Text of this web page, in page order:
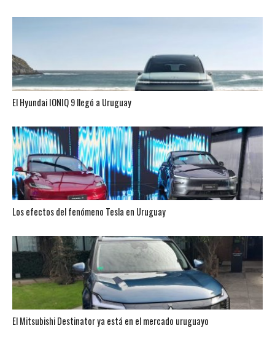
El Hyundai IONIQ 9 llegó a Uruguay
Los efectos del fenómeno Tesla en Uruguay
El Mitsubishi Destinator ya está en el mercado uruguayo